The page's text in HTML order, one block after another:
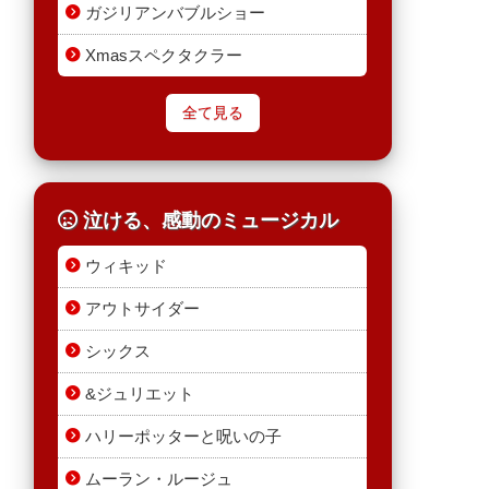
ガジリアンバブルショー
Xmasスペクタクラー
全て見る
泣ける、感動のミュージカル
ウィキッド
アウトサイダー
シックス
&ジュリエット
ハリーポッターと呪いの子
ムーラン・ルージュ